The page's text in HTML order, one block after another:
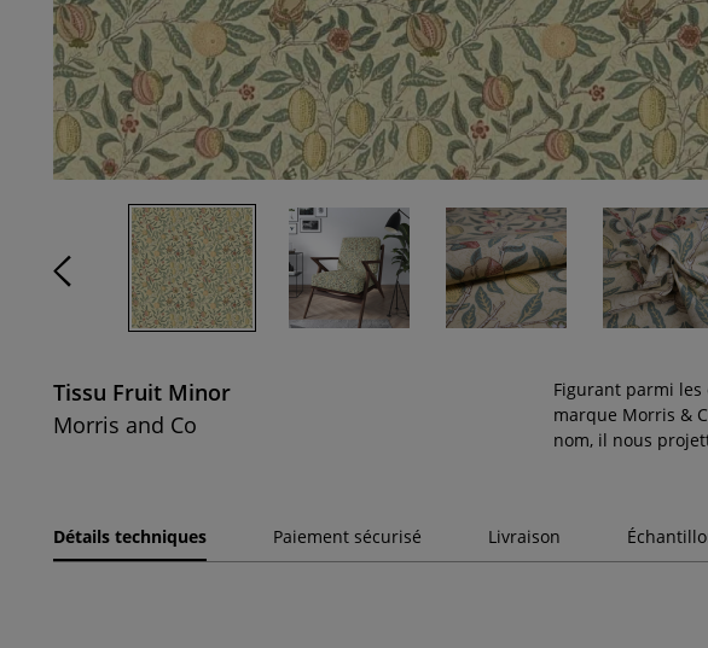
Tissu Fruit Minor
Morris and Co
Figurant parmi
marque Morris &
nom, il nous
Détails techniques Paiement sécurisé Livraison